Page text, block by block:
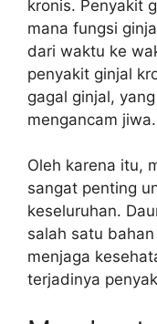
kronis. Penyakit
mana fungsi
dari waktu ke
penyakit ginjal
gagal ginjal,
mengancam jiwa.
Oleh karena itu,
sangat penting
keseluruhan.
salah satu
menjaga
terjadinya